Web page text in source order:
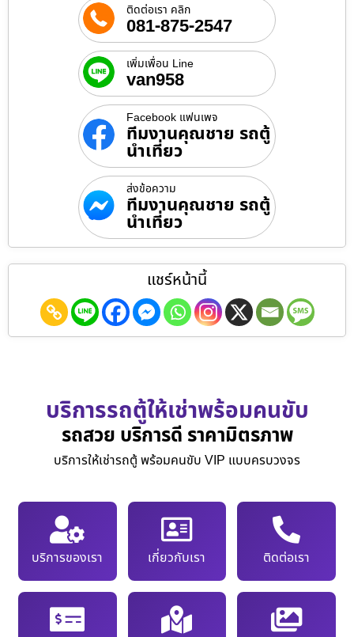
ติดต่อเรา คลิก
081-875-2547
เพิ่มเพื่อน Line
van958
Facebook แฟนเพจ
ทีมงานคุณชาย รถตู้
นำเที่ยว
ส่งข้อความ
ทีมงานคุณชาย รถตู้
นำเที่ยว
แชร์หน้านี้
บริการรถตู้ให้เช่าพร้อมคนขับ
รถสวย บริการดี ราคามิตรภาพ
บริการให้เช่ารถตู้ พร้อมคนขับ VIP แบบครบวงจร
บริการของเรา เกี่ยวกับเรา ติดต่อเรา